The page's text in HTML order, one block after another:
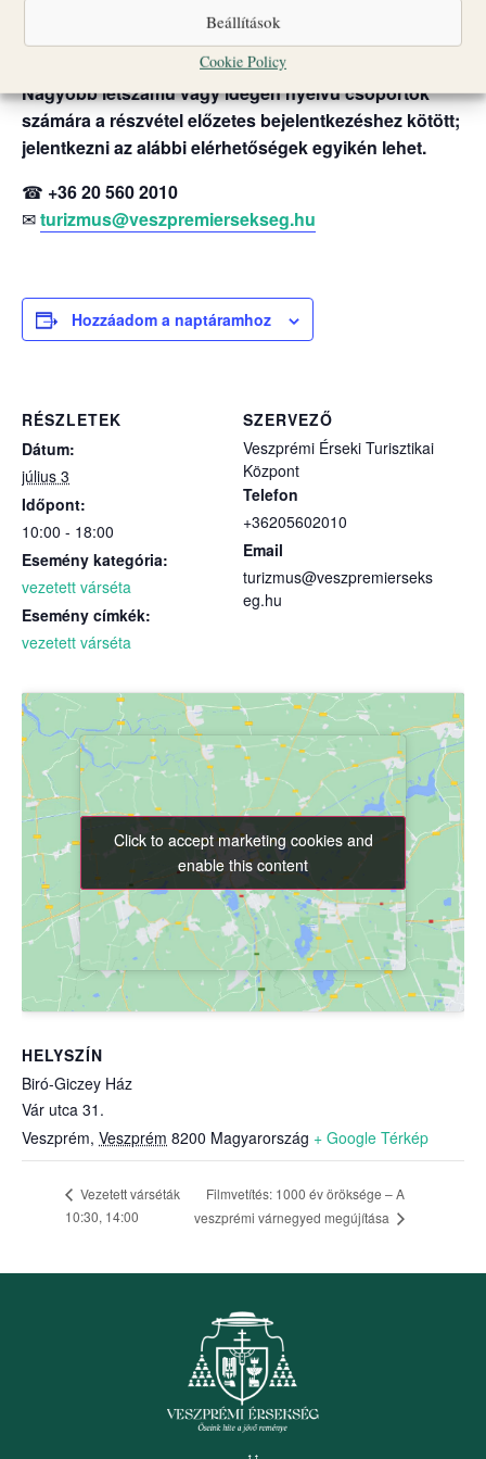
Beállítások
Cookie Policy
A programok egyes időpontokban liturgikus események
vagy egyéb rendezvények miatt változhatnak.
Nagyobb létszámú vagy idegen nyelvű csoportok
számára a részvétel előzetes bejelentkezéshez kötött;
jelentkezni az alábbi elérhetőségek egyikén lehet.
☎ +36 20 560 2010
✉turizmus@veszpremiersekseg.hu
Hozzáadom a naptáramhoz
RÉSZLETEK
Dátum:
július 3
Időpont:
10:00 - 18:00
Esemény kategória:
vezetett várséta
Esemény címkék:
vezetett várséta
SZERVEZŐ
Veszprémi Érseki Turisztikai
Központ
Telefon
+36205602010
Email
turizmus@veszpremierseks
eg.hu
HELYSZÍN
Biró-Giczey Ház
Vár utca 31.
Veszprém, Veszprém 8200 Magyarország + Google Térkép
Click to accept marketing cookies and
enable this content
Click to accept marketing cookies and
enable this content
Vezetett várséták
10:30, 14:00
Filmvetítés: 1000 év öröksége – A
veszprémi várnegyed megújítása